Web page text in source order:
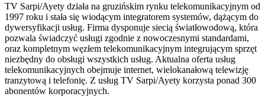
TV Sarpi/Ayety działa na gruzińskim rynku telekomunikacyjnym od
1997 roku i stała się wiodącym integratorem systemów, dążącym do
dywersyfikacji usług. Firma dysponuje siecią światłowodową, która
pozwala świadczyć usługi zgodnie z nowoczesnymi standardami,
oraz kompletnym węzłem telekomunikacyjnym integrującym sprzęt
niezbędny do obsługi wszystkich usług. Aktualna oferta usług
telekomunikacyjnych obejmuje internet, wielokanałową telewizję
tranzytową i telefonię. Z usług TV Sarpi/Ayety korzysta ponad 300
abonentów korporacyjnych.